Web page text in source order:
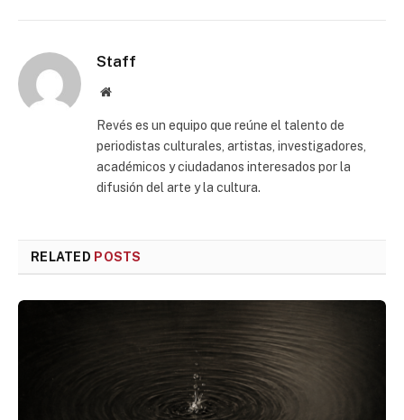
Staff
Website
Revés es un equipo que reúne el talento de
periodistas culturales, artistas, investigadores,
académicos y ciudadanos interesados por la
difusión del arte y la cultura.
RELATED POSTS